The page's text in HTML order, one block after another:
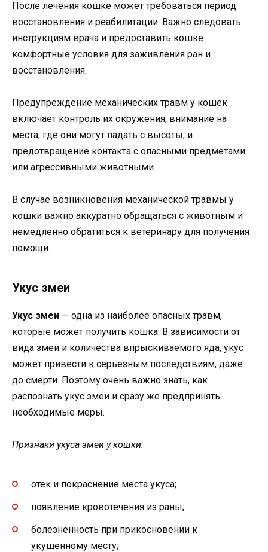
После лечения кошке может требоваться период
восстановления и реабилитации. Важно следовать
инструкциям врача и предоставить кошке
комфортные условия для заживления ран и
восстановления.
Предупреждение механических травм у кошек
включает контроль их окружения, внимание на
места, где они могут падать с высоты, и
предотвращение контакта с опасными предметами
или агрессивными животными.
В случае возникновения механической травмы у
кошки важно аккуратно обращаться с животным и
немедленно обратиться к ветеринару для получения
помощи.
Укус змеи
Укус змеи — одна из наиболее опасных травм,
которые может получить кошка. В зависимости от
вида змеи и количества впрыскиваемого яда, укус
может привести к серьезным последствиям, даже
до смерти. Поэтому очень важно знать, как
распознать укус змеи и сразу же предпринять
необходимые меры.
Признаки укуса змеи у кошки:
отек и покраснение места укуса;
появление кровотечения из раны;
болезненность при прикосновении к
укушенному месту;